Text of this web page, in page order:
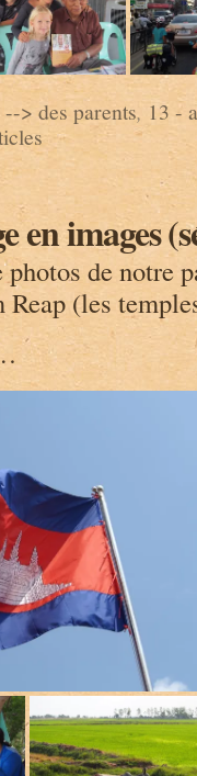
--> des parents, 13 -
en images
de notre
Reap (les